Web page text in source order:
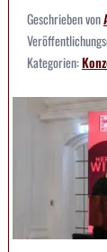
Geschrieben von
Kategorien: